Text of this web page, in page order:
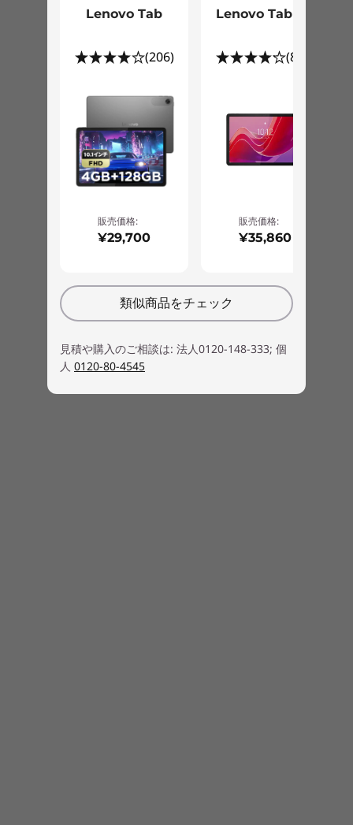
Lenovo Tab
(206)
販売価格:
¥29,700
Lenovo Tab B11
(855)
販売価格:
¥35,860
類似商品をチェック
見積や購入のご相談は: 法人0120-148-333; 個
人 0120-80-4545